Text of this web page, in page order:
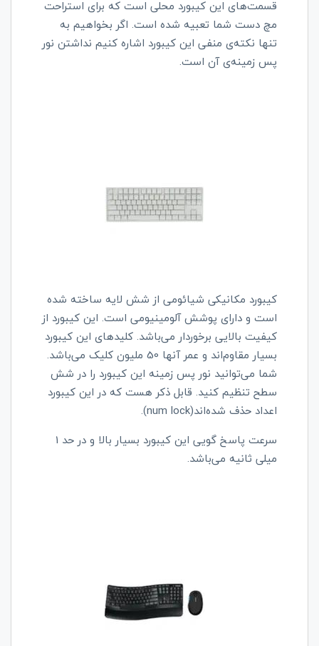
قسمت‌های این کیبورد محلی است که برای استراحت
مچ دست شما تعبیه شده است. اگر بخواهیم به
تنها نکته‌ی منفی این کیبورد اشاره کنیم نداشتن نور
پس زمینه‌ی آن است.
کیبورد مکانیکی شیائومی از شش لایه ساخته شده
است و دارای پوشش آلومینیومی است. این کیبورد از
کیفیت بالایی برخوردار می‌باشد. کلیدهای این کیبورد
بسیار مقاوم‌اند و عمر آنها 50 ملیون کلیک می‌باشد.
شما می‌توانید نور پس زمینه این کیبورد را در شش
سطح تنظیم کنید. قابل ذکر هست که در این کیبورد
اعداد حذف شده‌اند(num lock).
سرعت پاسخ گویی این کیبورد بسیار بالا و در حد 1
میلی ثانیه ‌می‌باشد.